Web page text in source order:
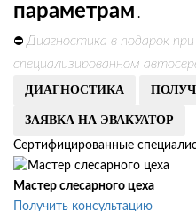
параметрам .
⛔ Диагностика в подарок
специализированном
ДИАГНОСТИКА
ЗАЯВКА НА ЭВАКУАТОР
Сертифицированные
Мастер слесарного цеха
Получить консультацию